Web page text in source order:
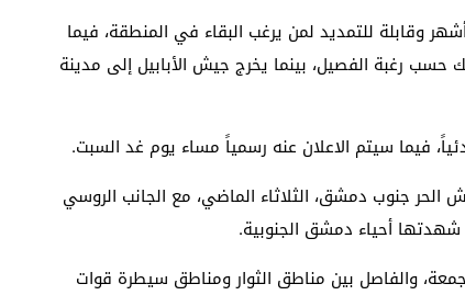
وقابلة للتمديد لمن يرغب البقاء في المنطقة، فيما
رغبة الفصيل، بينما يخرج جيش الأبابيل إلى مدينة
فيما سيتم الاعلان عنه رسمياً مساء يوم غد السبت.
الحر جنوب دمشق، الثلاثاء الماضي، مع الجانب الروسي
أحياء دمشق الجنوبية.
والفاصل بين مناطق الثوار ومناطق سيطرة قوات